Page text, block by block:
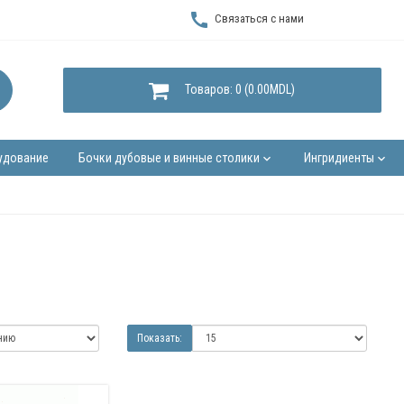
call Связаться с нами
Товаров: 0 (0.00MDL)
Бочки дубовые и винные столики keyboard_arrow_down Ингридиенты keyboard_arrow_down
Показать: